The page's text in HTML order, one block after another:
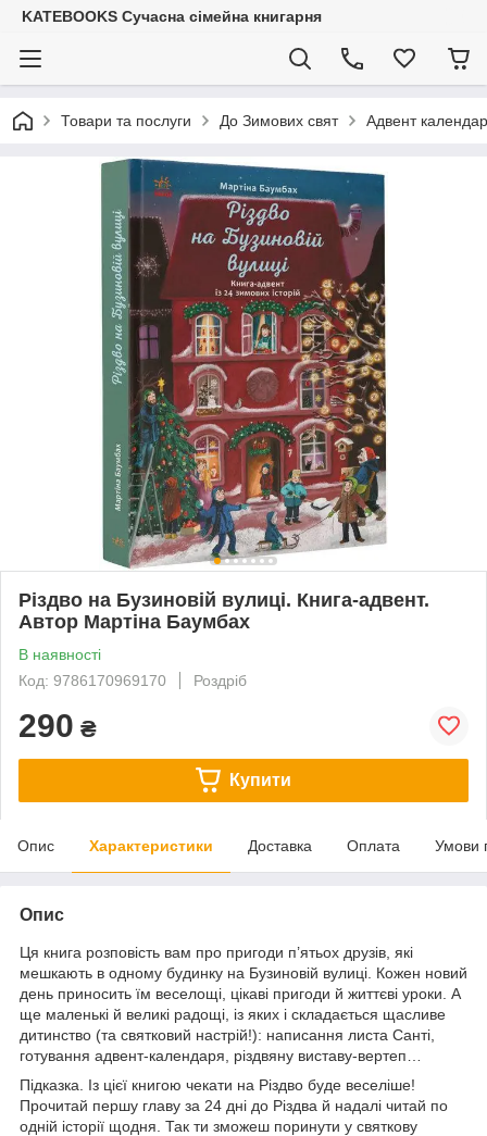
KATEBOOKS Сучасна сімейна книгарня
Товари та послуги До Зимових свят Адвент
Різдво на Бузиновій вулиці. Книга-адвент.
Автор Мартіна Баумбах
В наявності
Код: 9786170969170
Роздріб
290 ₴
Купити
Опис Характеристики Доставка Оплата Умови
Опис
Ця книга розповість вам про пригоди п’ятьох друзів, які
мешкають в одному будинку на Бузиновій вулиці. Кожен новий
день приносить їм веселощі, цікаві пригоди й життєві уроки. А
ще маленькі й великі радощі, із яких і складається щасливе
дитинство (та святковий настрій!): написання листа Санті,
готування адвент-календаря, різдвяну виставу-вертеп…
Підказка. Із цієї книгою чекати на Різдво буде веселіше!
Прочитай першу главу за 24 дні до Різдва й надалі читай по
одній історії щодня. Так ти зможеш поринути у святкову